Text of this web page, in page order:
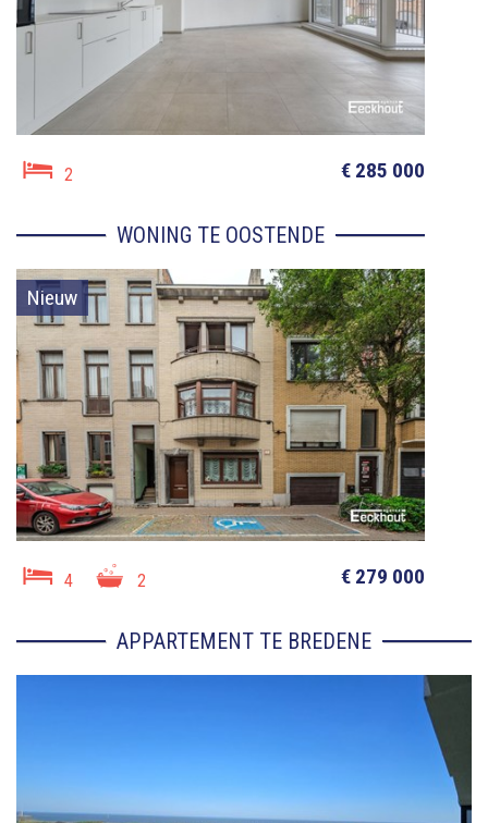
2 € 285 000
WONING TE OOSTENDE
Nieuw
4 2 € 279 000
APPARTEMENT TE BREDENE